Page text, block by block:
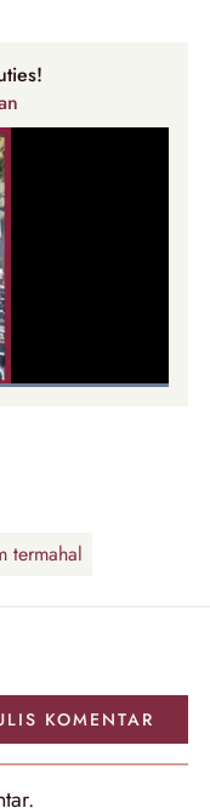
termahal
KOMENTAR
.